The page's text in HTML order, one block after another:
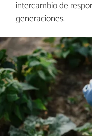
intercambio de
generaciones.